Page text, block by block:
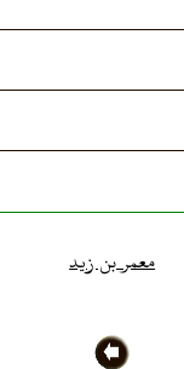
معمر بن زيد